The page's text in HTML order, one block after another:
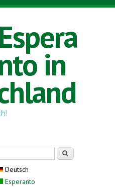
Espera
in
Deutsch
Esperanto